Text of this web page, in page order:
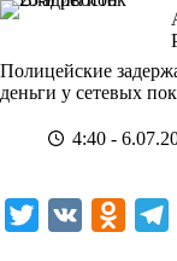
Перейти
Полицейские
деньги у сетевых
4:40 -